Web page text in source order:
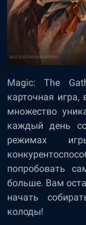
Magic: The
карточная игра,
множество
каждый день
режимах
попробовать
больше. Вам
начать
колоды!